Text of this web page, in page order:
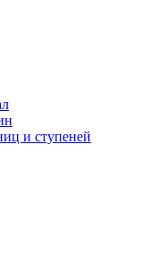
и ступеней